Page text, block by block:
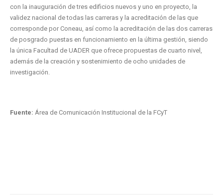
con la inauguración de tres edificios nuevos y uno en proyecto, la
validez nacional de todas las carreras y la acreditación de las que
corresponde por Coneau, así como la acreditación de las dos carreras
de posgrado puestas en funcionamiento en la última gestión, siendo
la única Facultad de UADER que ofrece propuestas de cuarto nivel,
además de la creación y sostenimiento de ocho unidades de
investigación.
Fuente: Área de Comunicación Institucional de la FCyT